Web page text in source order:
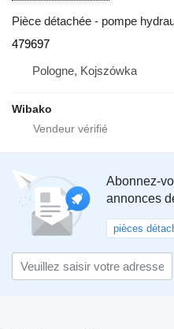
Pièce détachée - pompe
479697
Pologne, Kojszówka
Wibako
Abonnez-
annonces
pièces